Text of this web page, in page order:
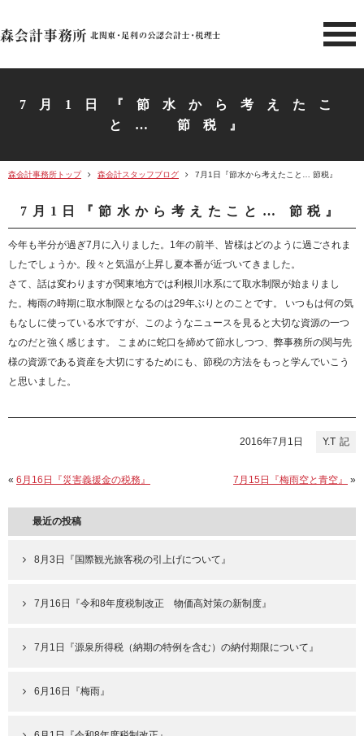
北関東 足利市の公認会計士・
7月1日『節水から考えたこ
と… 節税』
森会計事務所トップ 森会計スタッフブログ 7月1日『節水から考えたこと… 節税』
7月1日『節水から考えたこと… 節税』
今年も半分が過ぎ7月に入りました。1年の前半、皆様はどのように過ごされま
したでしょうか。段々と気温が上昇し夏本番が近づいてきました。
さて、話は変わりますが関東地方では利根川水系にて取水制限が始まりまし
た。梅雨の時期に取水制限となるのは29年ぶりとのことです。 いつもは何の気
もなしに使っている水ですが、このようなニュースを見ると大切な資源の一つ
なのだと強く感じます。 こまめに蛇口を締めて節水しつつ、弊事務所の関与先
様の資源である資産を大切にするためにも、節税の方法をもっと学んでいこう
と思いました。
Y.T
2016年7月1日
« 6月16日『災害義援金の税務』 7月15日『梅雨空と青空』 »
最近の投稿
8月3日『国際観光旅客税の引上げについて』
7月16日『令和8年度税制改正 物価高対策の新制度』
7月1日『源泉所得税（納期の特例を含む）の納付期限について』
6月16日『梅雨』